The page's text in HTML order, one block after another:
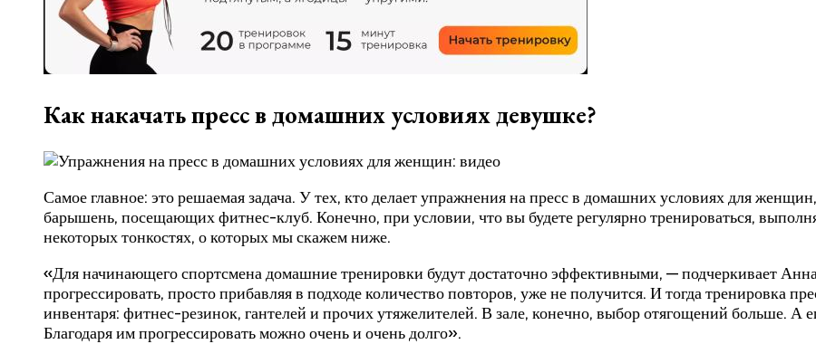
Как накачать пресс в домашних условиях девушке?
Самое главное: это решаемая задача. У тех, кто делает упражнения на пресс в домашних условиях для
барышень, посещающих фитнес-клуб. Конечно, при условии, что вы будете регулярно тренироваться,
некоторых тонкостях, о которых мы скажем ниже.
«Для начинающего спортсмена домашние тренировки будут достаточно эффективными, — подчеркивает
прогрессировать, просто прибавляя в подходе количество повторов, уже не получится. И тогда тренировка
инвентаря: фитнес-резинок, гантелей и прочих утяжелителей. В зале, конечно, выбор отягощений больше. А
Благодаря им прогрессировать можно очень и очень долго».